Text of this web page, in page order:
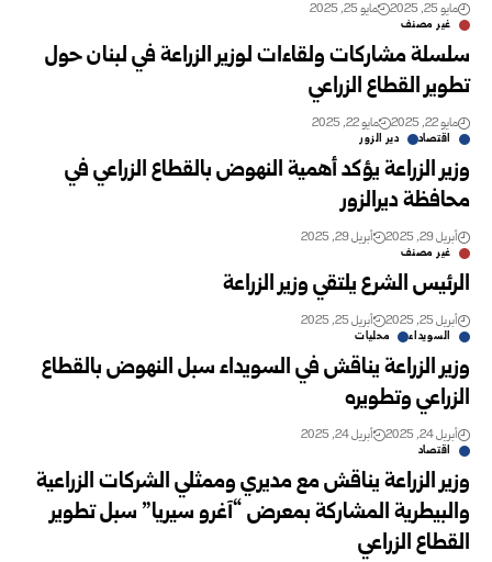
مايو 25, 2025 مايو 25, 2025
غير مصنف
سلسلة مشاركات ولقاءات لوزير الزراعة في لبنان حول
تطوير القطاع الزراعي
مايو 22, 2025 مايو 22, 2025
اقتصاد دير الزور
وزير الزراعة يؤكد أهمية النهوض بالقطاع الزراعي في
محافظة ديرالزور
أبريل 29, 2025 أبريل 29, 2025
غير مصنف
الرئيس الشرع يلتقي وزير الزراعة
أبريل 25, 2025 أبريل 25, 2025
السويداء محليات
وزير الزراعة يناقش في السويداء سبل النهوض بالقطاع
الزراعي وتطويره
أبريل 24, 2025 أبريل 24, 2025
اقتصاد
وزير الزراعة يناقش مع مديري وممثلي الشركات الزراعية
والبيطرية ‏المشاركة بمعرض “آغرو سيريا” سبل تطوير
القطاع الزراعي